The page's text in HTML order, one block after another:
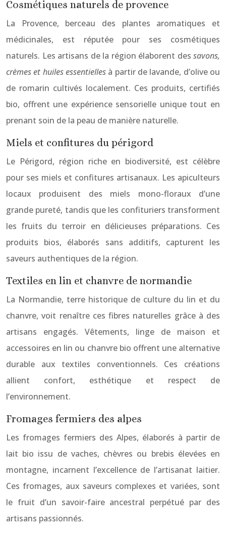
Cosmétiques naturels de provence
La Provence, berceau des plantes aromatiques et
médicinales, est réputée pour ses cosmétiques
naturels. Les artisans de la région élaborent des savons,
crèmes et huiles essentielles à partir de lavande, d’olive ou
de romarin cultivés localement. Ces produits, certifiés
bio, offrent une expérience sensorielle unique tout en
prenant soin de la peau de manière naturelle.
Miels et confitures du périgord
Le Périgord, région riche en biodiversité, est célèbre
pour ses miels et confitures artisanaux. Les apiculteurs
locaux produisent des miels mono-floraux d’une
grande pureté, tandis que les confituriers transforment
les fruits du terroir en délicieuses préparations. Ces
produits bios, élaborés sans additifs, capturent les
saveurs authentiques de la région.
Textiles en lin et chanvre de normandie
La Normandie, terre historique de culture du lin et du
chanvre, voit renaître ces fibres naturelles grâce à des
artisans engagés. Vêtements, linge de maison et
accessoires en lin ou chanvre bio offrent une alternative
durable aux textiles conventionnels. Ces créations
allient confort, esthétique et respect de
l’environnement.
Fromages fermiers des alpes
Les fromages fermiers des Alpes, élaborés à partir de
lait bio issu de vaches, chèvres ou brebis élevées en
montagne, incarnent l’excellence de l’artisanat laitier.
Ces fromages, aux saveurs complexes et variées, sont
le fruit d’un savoir-faire ancestral perpétué par des
artisans passionnés.